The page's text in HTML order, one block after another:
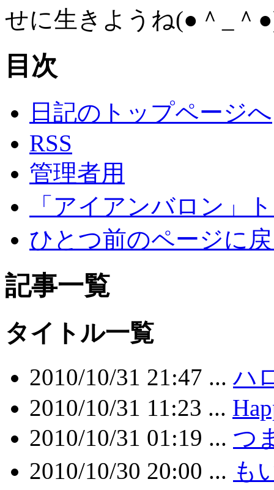
せに生きようね(●＾_＾
目次
日記のトップページへ
RSS
管理者用
「アイアンバロン」
ひとつ前のページに
記事一覧
タイトル一覧
2010/10/31 21:47 ...ハ
2010/10/31 11:23 ...
2010/10/31 01:19 ... つ
2010/10/30 20:00 ... も